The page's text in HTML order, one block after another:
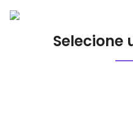
Selecione